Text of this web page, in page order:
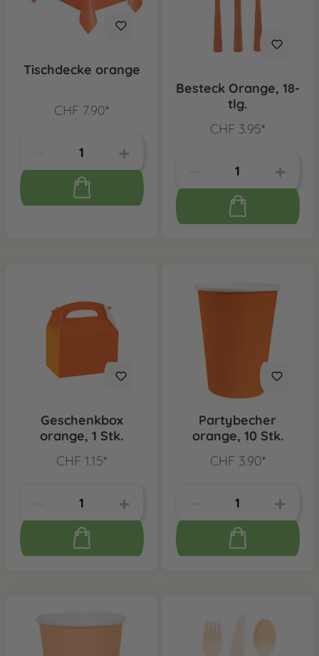
Tischdecke orange
CHF 7.90*
Besteck Orange, 18-
tlg.
CHF 3.95*
Geschenkbox
orange, 1 Stk.
CHF 1.15*
Partybecher
orange, 10 Stk.
CHF 3.90*